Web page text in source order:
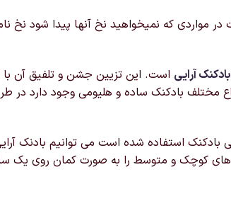
در مواردی که نمیخواهید نخ آنها پیدا شود
بادکنک آرایی است. این تزیین جشن و تلفیق آن
مختلف بادکنک ساده و هلیومی وجود دارد
بادکنک استفاده شده است می توانیم بادنک
کوچک و متوسط را به صورت کمان روی یک